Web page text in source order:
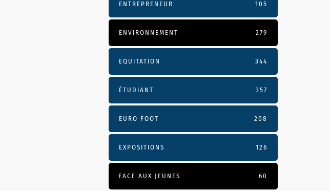
ENTREPRENEUR 105
ENVIRONNEMENT 279
EQUITATION 344
ÉTUDIANT 357
EURO FOOT 208
EXPOSITIONS 126
FACE AUX JEUNES 60